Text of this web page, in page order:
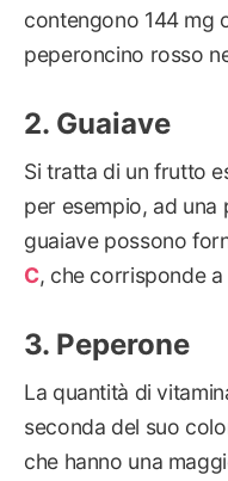
contengono 144 mg
peperoncino rosso
Guaiave
Si tratta di un frutto
per esempio, ad una
guaiave possono
C, che corrisponde
Peperone
La quantità di
seconda del suo
che hanno una